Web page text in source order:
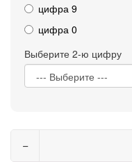
цифра 9
цифра 0
Выберите 2-ю цифру
−